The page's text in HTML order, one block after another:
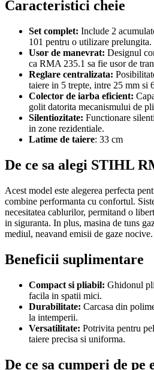
Caracteristici cheie
Set complet: Include 2
101 pentru o utilizare prelungita.
Usor de manevrat: Designul
ca RMA 235.1 sa fie usor de
Reglare centralizata:
taiere in 5 trepte, intre 25 mm si
Colector de iarba eficient:
golit datorita mecanismului de
Silentiozitate: Functionare
in zone rezidentiale.
Latime de taiere: 33 cm
De ce sa alegi STIHL
Acest model este alegerea perfecta
combine performanta cu confortul.
necesitatea cablurilor, permitand o
in siguranta. In plus, masina de tuns
mediul, neavand emisii de gaze nocive.
Beneficii suplimentare
Compact si pliabil: Ghidonul
facila in spatii mici.
Durabilitate: Carcasa din
la intemperii.
Versatilitate: Potrivita pentru
taiere precisa si uniforma.
De ce sa cumperi de pe